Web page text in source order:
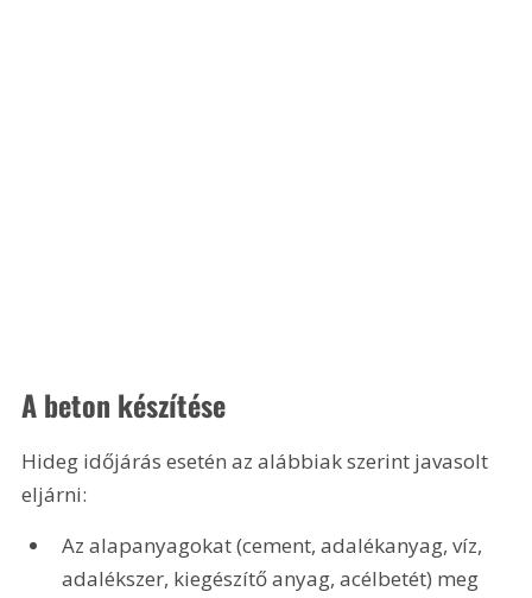
A beton készítése
Hideg időjárás esetén az alábbiak szerint javasolt
eljárni:
Az alapanyagokat (cement, adalékanyag, víz,
adalékszer, kiegészítő anyag, acélbetét) meg